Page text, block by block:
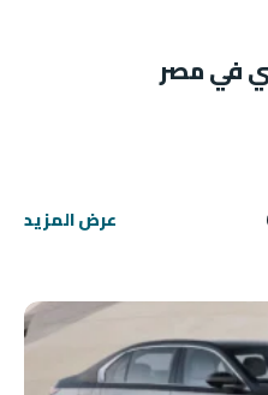
في مصر
عرض المزيد